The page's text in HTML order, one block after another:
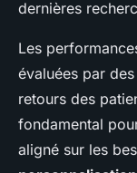
dernières
Les
évaluées par
retours des
fondamental
aligné sur les